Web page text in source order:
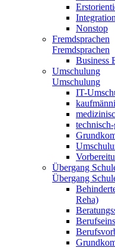
Nonstop
Fremdsprachen
Fremdsprachen
Business
Umschulung
Umschulung
IT-
Übergang
Übergang
Reha)